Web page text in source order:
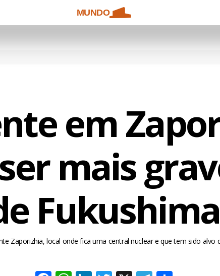
MUNDO
em
mais
Fukushima
Zaporizhia, local onde fica uma central nuclear e que tem sido alvo